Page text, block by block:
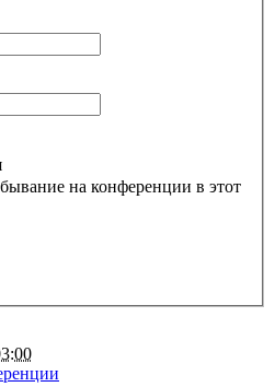
на конференции в этот